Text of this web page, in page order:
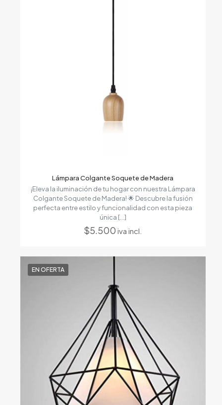
Lámpara Colgante Soquete de Madera
¡Eleva la iluminación de tu hogar con nuestra Lámpara
Colgante Soquete de Madera! 🌟 Descubre la fusión
perfecta entre estilo y funcionalidad con esta pieza
única […]
$5.500 iva incl.
EN OFERTA